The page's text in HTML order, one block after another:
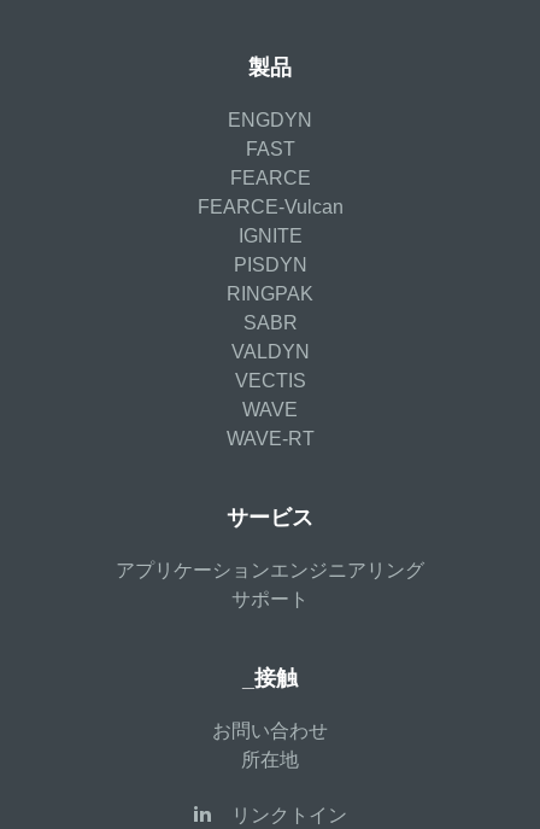
製品
ENGDYN
FAST
FEARCE
FEARCE-Vulcan
IGNITE
PISDYN
RINGPAK
SABR
VALDYN
VECTIS
WAVE
WAVE-RT
サービス
アプリケーションエンジニアリング
サポート
_接触
お問い合わせ
所在地
リンクトイン